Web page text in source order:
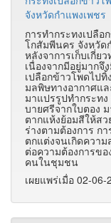
จังหวัดกำแพงเพชร
การทำกระทงเปลื
โกสัมพีนคร จังหวัด
หลังจาการเก็บเกี่ย
เนื่องจากมีอยู่มากจึ
เปลือกข้าวโพดไปทิ้
มลพิษทางอากาศแ
มาแปรรูปทำกระท
บายศรีจากใบตอง
ตากแห้งย้อมสีให้ส
ร่างตามต้องการ ก
ตกแต่งจนเกิดควา
ต่อความต้องการขอ
คนในชุมชน
เผยแพร่เมื่อ 02-